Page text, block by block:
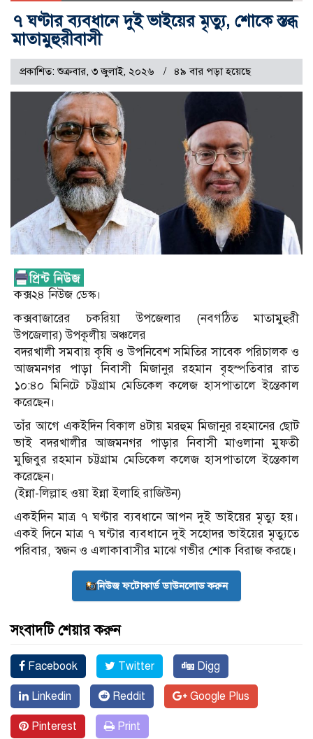
৭ ঘণ্টার ব্যবধানে দুই ভাইয়ের মৃত্যু, শোকে স্তব্ধ
মাতামুহুরীবাসী
প্রকাশিত: শুক্রবার, ৩ জুলাই, ২০২৬ ৪৯ বার পড়া হয়েছে
কক্স২৪ নিউজ ডেস্ক।
কক্সবাজারের চকরিয়া উপজেলার (নবগঠিত মাতামুহুরী
উপজেলার) উপকূলীয় অঞ্চলের
বদরখালী সমবায় কৃষি ও উপনিবেশ সমিতির সাবেক পরিচালক ও
আজমনগর পাড়া নিবাসী মিজানুর রহমান বৃহস্পতিবার রাত
১০:৪০ মিনিটে চট্টগ্রাম মেডিকেল কলেজ হাসপাতালে ইন্তেকাল
করেছেন।
তাঁর আগে একইদিন বিকাল ৪টায় মরহুম মিজানুর রহমানের ছোট
ভাই বদরখালীর আজমনগর পাড়ার নিবাসী মাওলানা মুফতী
মুজিবুর রহমান চট্টগ্রাম মেডিকেল কলেজ হাসপাতালে ইন্তেকাল
করেছেন।
(ইন্না-লিল্লাহ ওয়া ইন্না ইলাহি রাজিউন)
একইদিন মাত্র ৭ ঘণ্টার ব্যবধানে আপন দুই ভাইয়ের মৃত্যু হয়।
একই দিনে মাত্র ৭ ঘণ্টার ব্যবধানে দুই সহোদর ভাইয়ের মৃত্যুতে
পরিবার, স্বজন ও এলাকাবাসীর মাঝে গভীর শোক বিরাজ করছে।
নিউজ ফটোকার্ড ডাউনলোড করুন
সংবাদটি শেয়ার করুন
Facebook Twitter Digg
Linkedin Reddit Google Plus
Pinterest Print